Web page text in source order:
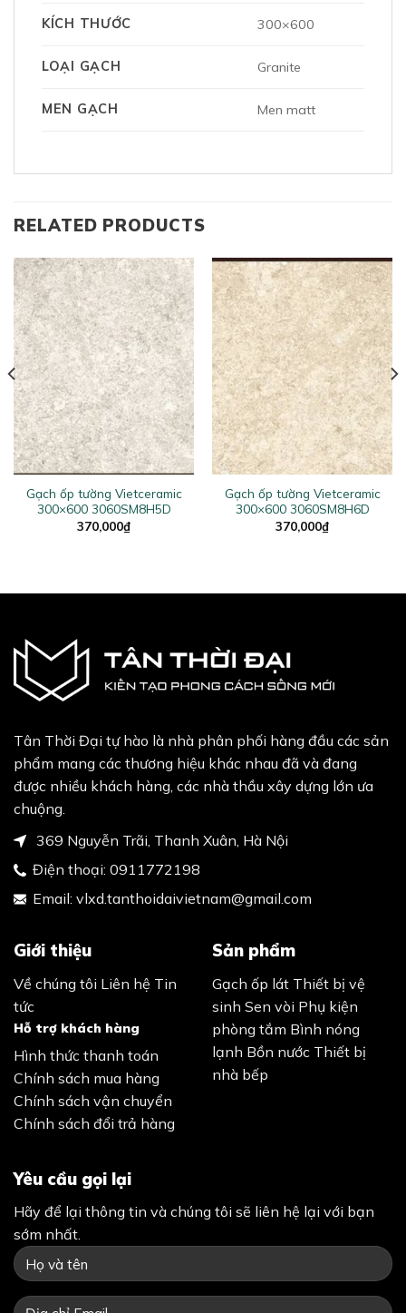
KÍCH THƯỚC 300×600
LOẠI GẠCH Granite
MEN GẠCH Men matt
RELATED PRODUCTS
Gạch ốp tường Vietceramic
300×600 3060SM8H5D
370,000₫
Gạch ốp tường Vietceramic
300×600 3060SM8H6D
370,000₫
Tân Thời Đại tự hào là nhà phân phối hàng đầu các sản
phẩm mang các thương hiệu khác nhau đã và đang
được nhiều khách hàng, các nhà thầu xây dựng lớn ưa
chuộng.
369 Nguyễn Trãi, Thanh Xuân, Hà Nội
Điện thoại: 0911772198
Email: vlxd.tanthoidaivietnam@gmail.com
Giới thiệu
Về chúng tôi Liên hệ Tin
tức
Hỗ trợ khách hàng
Hình thức thanh toán
Chính sách mua hàng
Chính sách vận chuyển
Chính sách đổi trả hàng
Sản phẩm
Gạch ốp lát Thiết bị vệ
sinh Sen vòi Phụ kiện
phòng tắm Bình nóng
lạnh Bồn nước Thiết bị
nhà bếp
Yêu cầu gọi lại
Hãy để lại thông tin và chúng tôi sẽ liên hệ lại với bạn
sớm nhất.